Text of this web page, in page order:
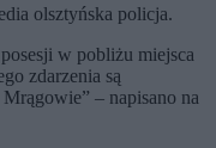
olsztyńska policja.
w pobliżu miejsca
zdarzenia są
– napisano na